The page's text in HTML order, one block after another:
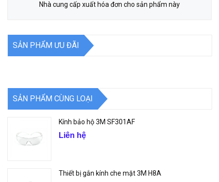
Nhà cung cấp xuất hóa đơn cho sản phẩm này
SẢN PHẨM ƯU ĐÃI
SẢN PHẨM CÙNG LOẠI
Kính bảo hộ 3M SF301AF
Liên hệ
Thiết bị gắn kính che mặt 3M H8A